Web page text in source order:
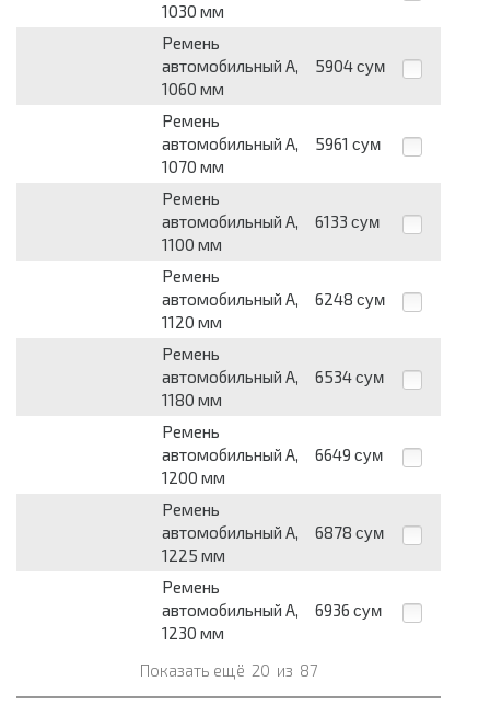
1030 мм
Ремень
автомобильный А,
1060 мм
5904 сум
Ремень
автомобильный А,
1070 мм
5961 сум
Ремень
автомобильный А,
1100 мм
6133 сум
Ремень
автомобильный А,
1120 мм
6248 сум
Ремень
автомобильный А,
1180 мм
6534 сум
Ремень
автомобильный А,
1200 мм
6649 сум
Ремень
автомобильный А,
1225 мм
6878 сум
Ремень
автомобильный А,
1230 мм
6936 сум
Показать ещё 20 из 87